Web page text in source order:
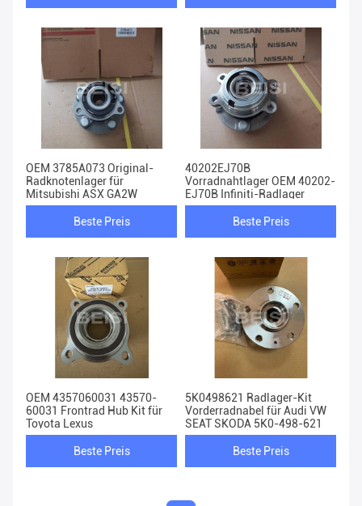
OEM 3785A073 Original-
Radknotenlager für
Mitsubishi ASX GA2W
Beste Preis
40202EJ70B
Vorradnahtlager OEM 40202-
EJ70B Infiniti-Radlager
Beste Preis
OEM 4357060031 43570-
60031 Frontrad Hub Kit für
Toyota Lexus
Beste Preis
5K0498621 Radlager-Kit
Vorderradnabel für Audi VW
SEAT SKODA 5K0-498-621
Beste Preis